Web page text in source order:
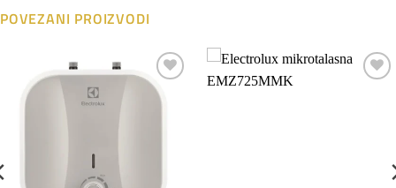
POVEZANI PROIZVODI
Dodaj
na